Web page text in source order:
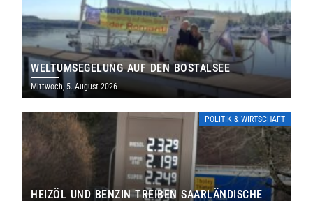
WELTUMSEGELUNG AUF DEN BOSTALSEE
Mittwoch, 5. August 2026
POLITIK & WIRTSCHAFT
HEIZÖL UND BENZIN TREIBEN SAARLÄNDISCHE